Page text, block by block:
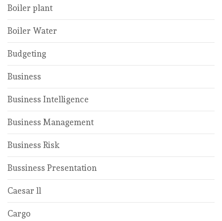
Boiler plant
Boiler Water
Budgeting
Business
Business Intelligence
Business Management
Business Risk
Bussiness Presentation
Caesar ll
Cargo